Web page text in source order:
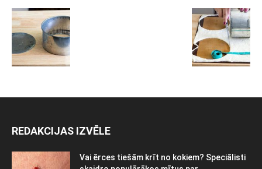
REDAKCIJAS IZVĒLE
Vai ērces tiešām krīt no kokiem? Speciālisti